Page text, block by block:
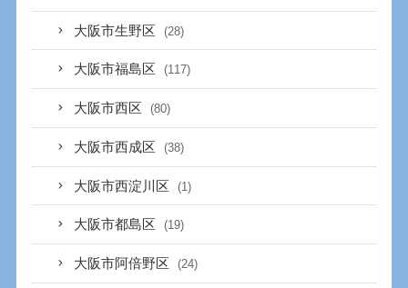
大阪市生野区 (28)
大阪市福島区 (117)
大阪市西区 (80)
大阪市西成区 (38)
大阪市西淀川区 (1)
大阪市都島区 (19)
大阪市阿倍野区 (24)